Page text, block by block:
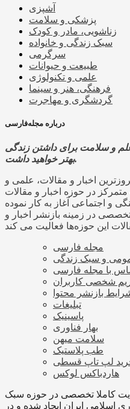
آشپزی
پزشکی و سلامت
زناشویی، مادر و کودک
سبک زندگی و خانواده
سرگرمی
طبیعت و حیوانات
علمی و تکنولوژی
فرهنگی، هنر و سینما
گردشگری و مهاجرت
درباره مجله‌فارسی
و سلامت برای داشتن زندگی
بهتر خواهید داشت.
اخبار و مقالات، علمی و
۱۳۹۵ به صورت متمرکز در حوزه اخبار و مقالات
و اجتماعی آغاز به کار نموده
در زمینه بازنشر اخبار و
مجله فارسی
و سبک زندگی
با مجله فارسی
شخصی کاربران
بازنشر محتوا
تبلیغات
پاسینیک
بهار فناوری
سلامت میهن
طب پلاستیک
لپ تاپ قسطی
هاردباکس لوکس
کاملا تخصصی در حوزه سبک
اسلامی ایران ایجاد شده و در